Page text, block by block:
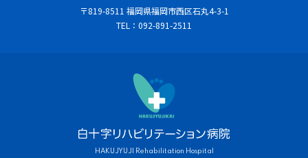
〒819-8511 福岡県福岡市西区石丸4-3-1
TEL：092-891-2511
HAKUJYUJI Rehabilitation Hospital